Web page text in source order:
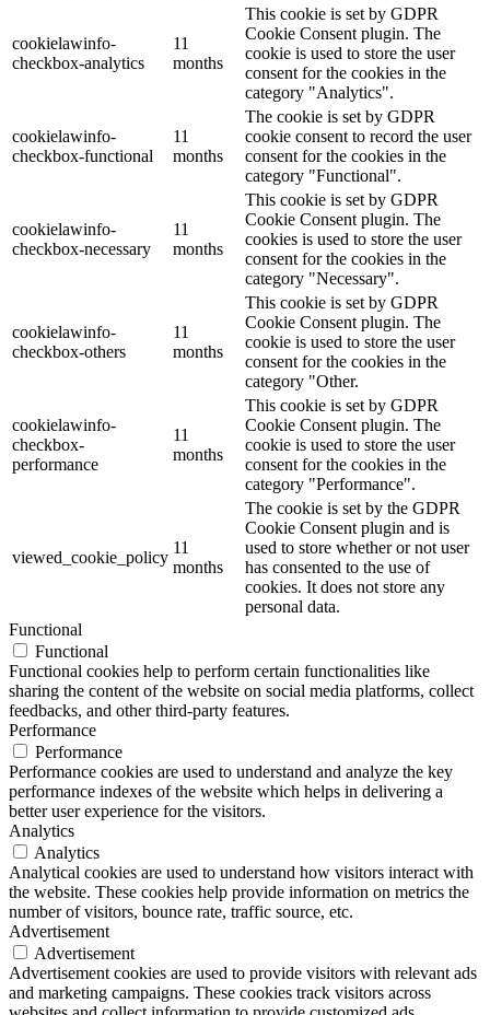
cookielawinfo-
checkbox-analytics
11
months
This cookie is set by GDPR
Cookie Consent plugin. The
cookie is used to store the user
consent for the cookies in the
category "Analytics".
cookielawinfo-
checkbox-functional
11
months
The cookie is set by GDPR
cookie consent to record the user
consent for the cookies in the
category "Functional".
cookielawinfo-
checkbox-necessary
11
months
This cookie is set by GDPR
Cookie Consent plugin. The
cookies is used to store the user
consent for the cookies in the
category "Necessary".
cookielawinfo-
checkbox-others
11
months
This cookie is set by GDPR
Cookie Consent plugin. The
cookie is used to store the user
consent for the cookies in the
category "Other.
cookielawinfo-
checkbox-
performance
11
months
This cookie is set by GDPR
Cookie Consent plugin. The
cookie is used to store the user
consent for the cookies in the
category "Performance".
viewed_cookie_policy
11
months
The cookie is set by the GDPR
Cookie Consent plugin and is
used to store whether or not user
has consented to the use of
cookies. It does not store any
personal data.
Functional
Functional
Functional cookies help to perform certain functionalities like
sharing the content of the website on social media platforms, collect
feedbacks, and other third-party features.
Performance
Performance
Performance cookies are used to understand and analyze the key
performance indexes of the website which helps in delivering a
better user experience for the visitors.
Analytics
Analytics
Analytical cookies are used to understand how visitors interact with
the website. These cookies help provide information on metrics the
number of visitors, bounce rate, traffic source, etc.
Advertisement
Advertisement
Advertisement cookies are used to provide visitors with relevant ads
and marketing campaigns. These cookies track visitors across